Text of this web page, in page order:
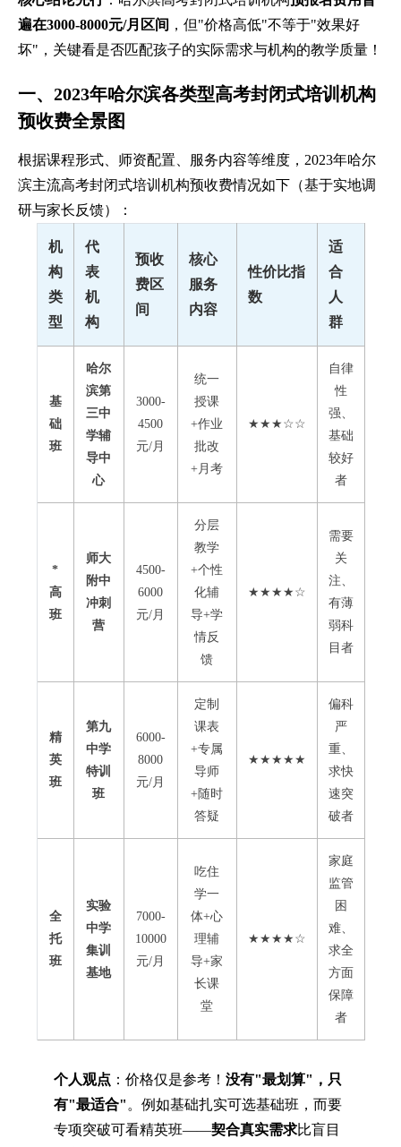
遍在3000-8000元/月区间 ，但"价格高低"不等于"效果好
坏"，关键看是否匹配孩子的实际需求与机构的教学质量！
一、2023年哈尔滨各类型高考封闭式培训机构
预收费全景图
根据课程形式、师资配置、服务内容等维度，2023年哈尔
滨主流高考封闭式培训机构预收费情况如下（基于实地调
研与家长反馈）：
机
构
类
型
代
表
机
构
预收
费区
间
核心
服务
内容
性价比指
数
适
合
人
群
基
础
班
哈尔
滨第
三中
学辅
导中
心
3000-
4500
元/月
统一
授课
+作业
批改
+月考
★★★☆☆
自律
性
强、
基础
较好
者
*
高
班
师大
附中
冲刺
营
4500-
6000
元/月
分层
教学
+个性
化辅
导+学
情反
馈
★★★★☆
需要
关
注、
有薄
弱科
目者
精
英
班
第九
中学
特训
班
6000-
8000
元/月
定制
课表
+专属
导师
+随时
答疑
★★★★★
偏科
严
重、
求快
速突
破者
全
托
班
实验
中学
集训
基地
7000-
10000
元/月
吃住
学一
体+心
理辅
导+家
长课
堂
★★★★☆
家庭
监管
困
难、
求全
方面
保障
者
个人观点 ：价格仅是参考！ 没有"最划算"，只
有"最适合" 。例如基础扎实可选基础班，而要
专项突破可看精英班——契合真实需求比盲目